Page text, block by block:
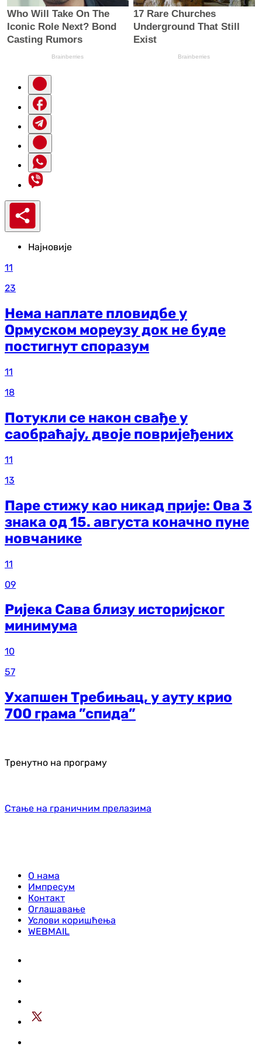
Најновије
11
23
Нема наплате пловидбе у
Ормуском мореузу док не буде
постигнут споразум
11
18
Потукли се након свађе у
саобраћају, двоје повријеђених
11
13
Паре стижу као никад прије: Ова 3
знака од 15. августа коначно пуне
новчанике
11
09
Ријека Сава близу историјског
минимума
10
57
Ухапшен Требињац, у ауту крио
700 грама ”спида”
Тренутно на програму
Стање на граничним прелазима
О нама
Импресум
Контакт
Оглашавање
Услови коришћења
WEBMAIL